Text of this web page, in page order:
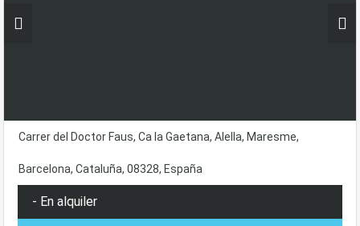
Carrer del Doctor Faus, Ca la Gaetana, Alella, Maresme,
Barcelona, Cataluña, 08328, España
- En alquiler